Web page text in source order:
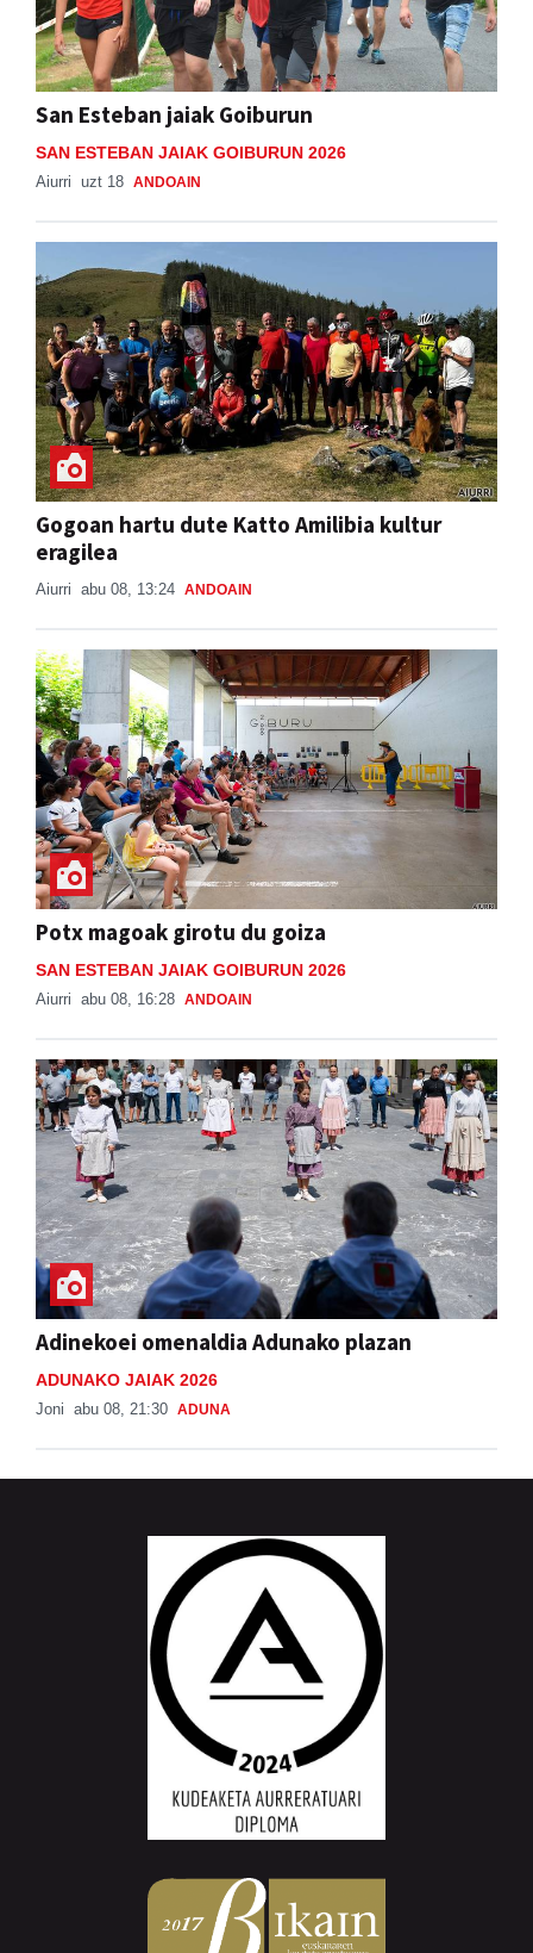
San Esteban jaiak Goiburun
SAN ESTEBAN JAIAK GOIBURUN 2026
Aiurri uzt 18 ANDOAIN
Gogoan hartu dute Katto Amilibia kultur
eragilea
Aiurri abu 08, 13:24 ANDOAIN
Potx magoak girotu du goiza
SAN ESTEBAN JAIAK GOIBURUN 2026
Aiurri abu 08, 16:28 ANDOAIN
Adinekoei omenaldia Adunako plazan
ADUNAKO JAIAK 2026
Joni abu 08, 21:30 ADUNA